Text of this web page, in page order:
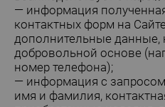
— информация
контактных форм на
дополнительные данные,
добровольной основе
номер телефона);
— информация с
имя и фамилия,